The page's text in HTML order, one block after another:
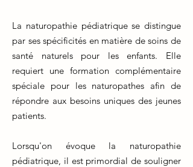
La naturopathie pédiatrique se distingue
par ses spécificités en matière de soins de
santé naturels pour les enfants. Elle
requiert une formation complémentaire
spéciale pour les naturopathes afin de
répondre aux besoins uniques des jeunes
patients.
Lorsqu'on évoque la naturopathie
pédiatrique, il est primordial de souligner